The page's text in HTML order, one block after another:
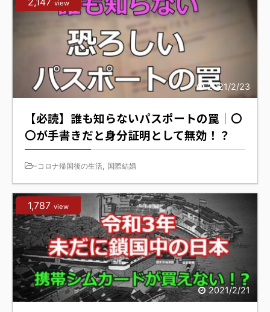
2021/2/23
view
【必読】誰も知らないパスポートの罠｜〇
〇が手書きだと身分証明として無効！？
-コロナ帰国後の生活, 国際結婚
2021/2/21
1,787 view